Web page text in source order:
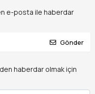
e-posta ile haberdar
Gönder
haberdar olmak için